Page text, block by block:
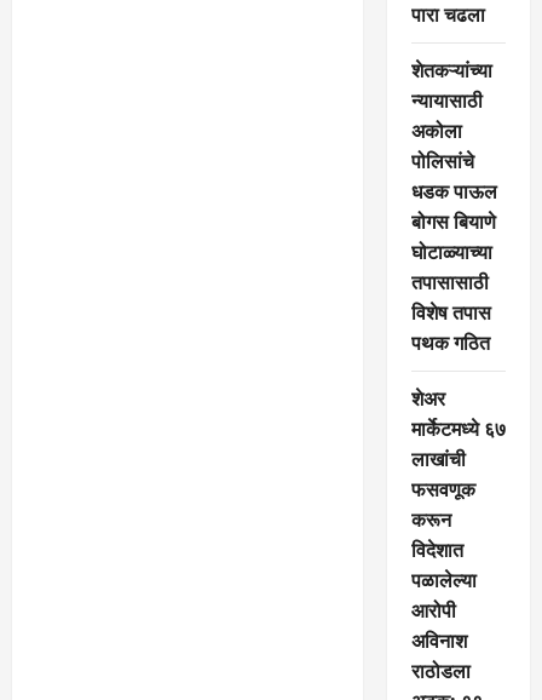
पारा चढला
शेतकऱ्यांच्या
न्यायासाठी
अकोला
पोलिसांचे
धडक पाऊल
बोगस बियाणे
घोटाळ्याच्या
तपासासाठी
विशेष तपास
पथक गठित
शेअर
मार्केटमध्ये ६७
लाखांची
फसवणूक
करून
विदेशात
पळालेल्या
आरोपी
अविनाश
राठोडला